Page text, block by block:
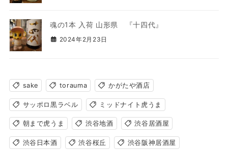
魂の1本 入荷 山形県 『十四代』
2024年2月23日
sake torauma かがたや酒店
サッポロ黒ラベル ミッドナイト虎うま
朝まで虎うま 渋谷地酒 渋谷居酒屋
渋谷日本酒 渋谷桜丘 渋谷阪神居酒屋